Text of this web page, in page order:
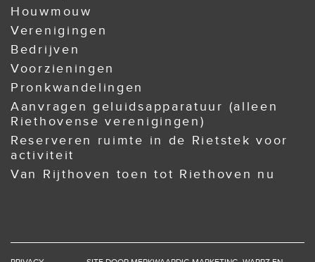
Houwmouw
Verenigingen
Bedrijven
Voorzieningen
Pronkwandelingen
Aanvragen geluidsapparatuur (alleen
Riethovense verenigingen)
Reserveren ruimte in de Rietstek voor
activiteit
Van Rijthoven toen tot Riethoven nu